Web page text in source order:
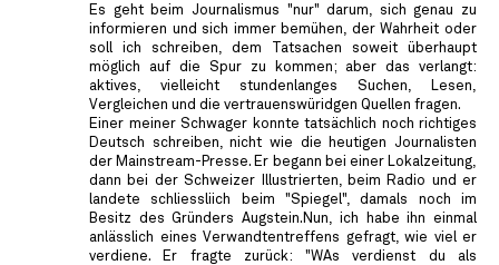
Es geht beim Journalismus "nur" darum, sich genau zu
informieren und sich immer bemühen, der Wahrheit oder
soll ich schreiben, dem Tatsachen soweit überhaupt
möglich auf die Spur zu kommen; aber das verlangt:
aktives, vielleicht stundenlanges Suchen, Lesen,
Vergleichen und die vertrauenswüridgen Quellen fragen.
Einer meiner Schwager konnte tatsächlich noch richtiges
Deutsch schreiben, nicht wie die heutigen Journalisten
der Mainstream-Presse. Er begann bei einer Lokalzeitung,
dann bei der Schweizer Illustrierten, beim Radio und er
landete schliessliich beim "Spiegel", damals noch im
Besitz des Gründers Augstein.Nun, ich habe ihn einmal
anlässlich eines Verwandtentreffens gefragt, wie viel er
verdiene. Er fragte zurück: "WAs verdienst du als